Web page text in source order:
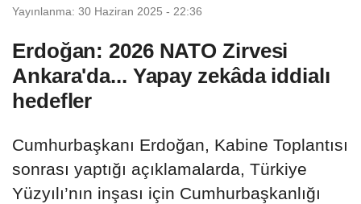
Yayınlanma: 30 Haziran 2025 - 22:36
Erdoğan: 2026 NATO Zirvesi
Ankara'da... Yapay zekâda iddialı
hedefler
Cumhurbaşkanı Erdoğan, Kabine Toplantısı
sonrası yaptığı açıklamalarda, Türkiye
Yüzyılı’nın inşası için Cumhurbaşkanlığı